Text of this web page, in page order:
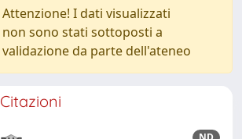
Attenzione! I dati visualizzati
non sono stati sottoposti a
validazione da parte dell'ateneo
Citazioni